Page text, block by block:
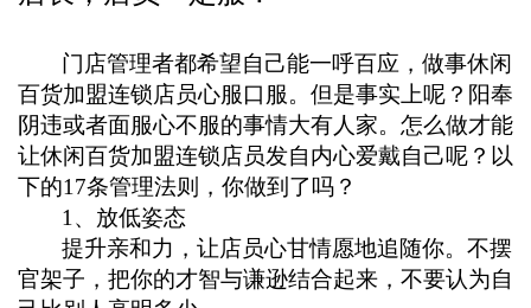
门店管理者都希望自己能一呼百应，做事休闲
百货加盟连锁店员心服口服。但是事实上呢？阳奉
阴违或者面服心不服的事情大有人家。怎么做才能
让休闲百货加盟连锁店员发自内心爱戴自己呢？以
下的17条管理法则，你做到了吗？
1 、放低姿态
提升亲和力，让店员心甘情愿地追随你。 不摆
官架子，把你的才智与谦逊结合起来，不要认为自